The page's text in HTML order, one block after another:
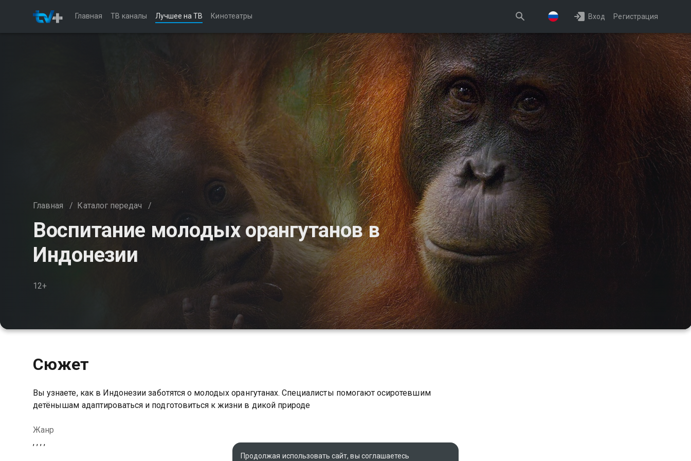
Главная ТВ каналы Лучшее на ТВ Кинотеатры Вход Регистрация
Главная / Каталог передач /
Воспитание молодых орангутанов в
Индонезии
12+
Сюжет
Вы узнаете, как в Индонезии заботятся о молодых орангутанах. Специалисты помогают осиротевшим
детёнышам адаптироваться и подготовиться к жизни в дикой природе
Жанр
, , , ,
Продолжая использовать сайт, вы соглашаетесь